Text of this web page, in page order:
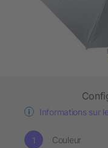
Informations sur
Couleur